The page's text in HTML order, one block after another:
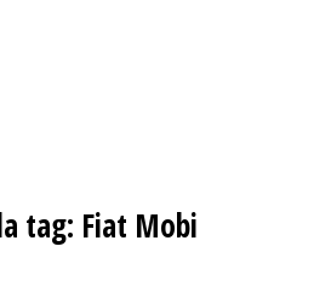
tag: Fiat Mobi